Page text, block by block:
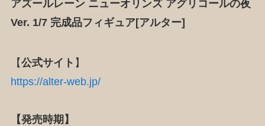
アズールレーン ニューオリンズ アグリコールの夜
Ver. 1/7 完成品フィギュア[アルター]
【公式サイト 】
https://alter-web.jp/
【発売時期】